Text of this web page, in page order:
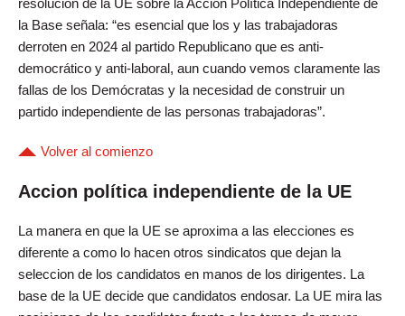
resolución de la UE sobre la Acción Política Independiente de
la Base señala: “es esencial que los y las trabajadoras
derroten en 2024 al partido Republicano que es anti-
democrático y anti-laboral, aun cuando vemos claramente las
fallas de los Demócratas y la necesidad de construir un
partido independiente de las personas trabajadoras”.
Volver al comienzo
Accion política independiente de la UE
La manera en que la UE se aproxima a las elecciones es
diferente a como lo hacen otros sindicatos que dejan la
seleccion de los candidatos en manos de los dirigentes. La
base de la UE decide que candidatos endosar. La UE mira las